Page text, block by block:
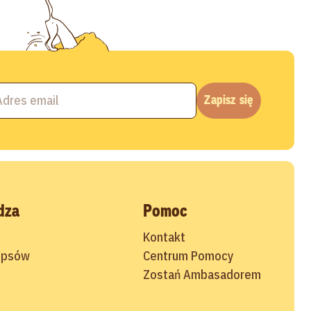
Zapisz się
Pomoc
Kontakt
Centrum Pomocy
Zostań Ambasadorem